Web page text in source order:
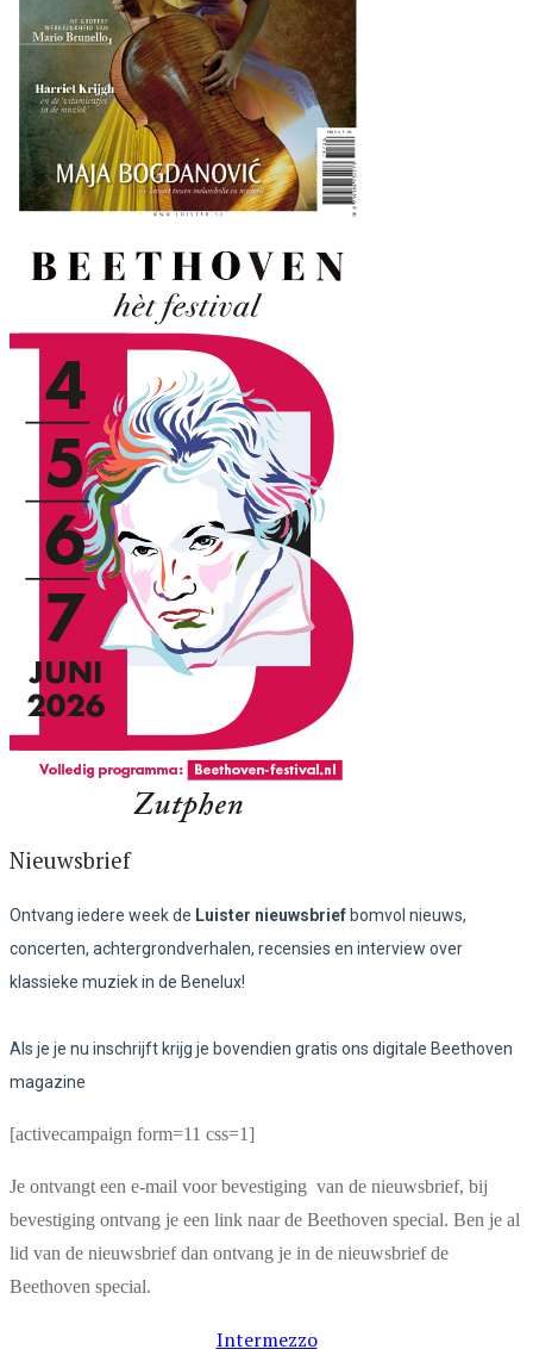
Nieuwsbrief
Ontvang iedere week de Luister nieuwsbrief bomvol nieuws,
concerten, achtergrondverhalen, recensies en interview over
klassieke muziek in de Benelux!
Als je je nu inschrijft krijg je bovendien gratis ons digitale Beethoven
magazine
[activecampaign form=11 css=1]
Je ontvangt een e-mail voor bevestiging van de nieuwsbrief, bij
bevestiging ontvang je een link naar de Beethoven special. Ben je al
lid van de nieuwsbrief dan ontvang je in de nieuwsbrief de
Beethoven special.
Intermezzo